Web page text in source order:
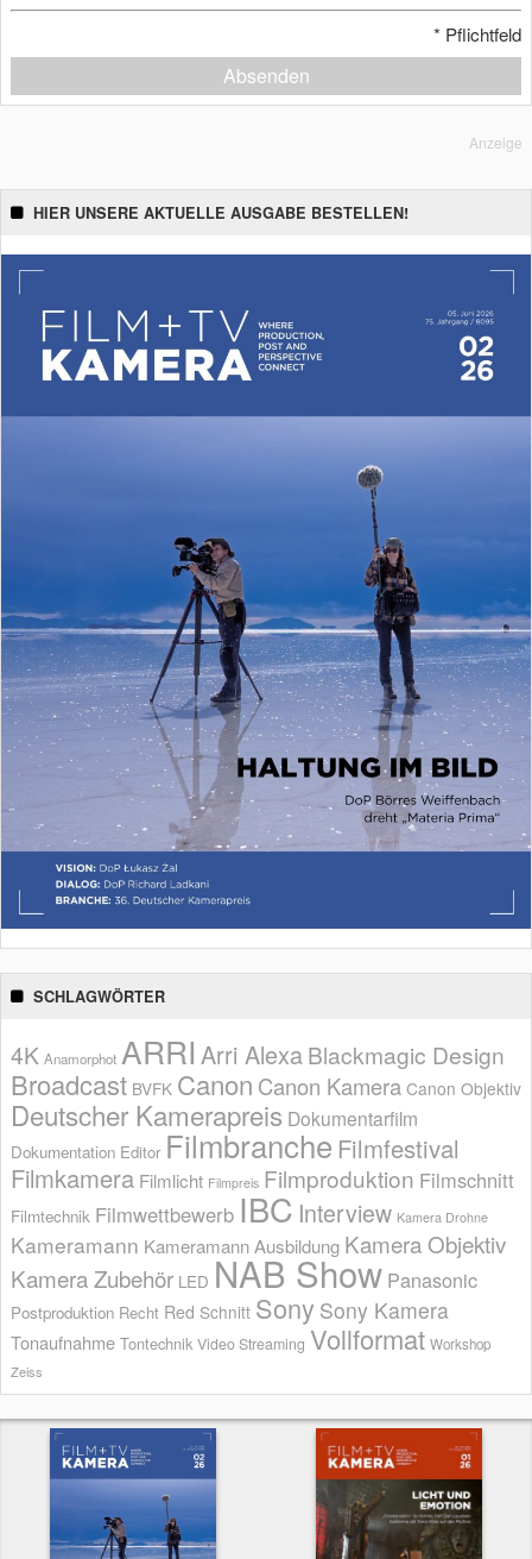
* Pflichtfeld
Absenden
Anzeige
HIER UNSERE AKTUELLE AUSGABE BESTELLEN!
SCHLAGWÖRTER
4K Anamorphot ARRI Arri AlexaBlackmagic Design
Broadcast BVFK Canon Canon Kamera Canon Objektiv
Deutscher Kamerapreis Dokumentarfilm
Dokumentation Editor Filmbranche Filmfestival
Filmkamera Filmlicht Filmpreis Filmproduktion Filmschnitt
Filmtechnik Filmwettbewerb IBC Interview Kamera Drohne
Kameramann Kameramann Ausbildung Kamera Objektiv
Kamera Zubehör LED NAB Show Panasonic
Postproduktion Recht Red Schnitt Sony Sony Kamera
Tonaufnahme Tontechnik Video Streaming Vollformat Workshop
Zeiss